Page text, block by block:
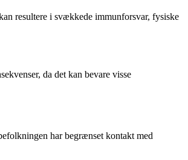
resultere i svækkede immunforsvar, fysiske
da det kan bevare visse
har begrænset kontakt med